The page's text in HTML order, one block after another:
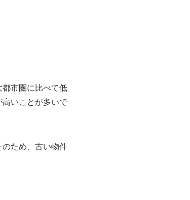
市圏に比べて低
いことが多いで
ため、古い物件